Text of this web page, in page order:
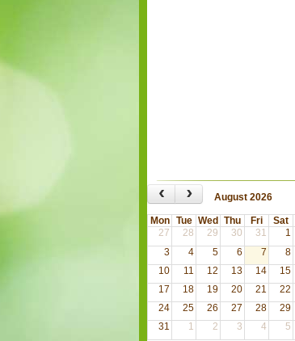
‹ › August 2026
Mon Tue Wed Thu Fri Sat
27
28 29 30 31 1
3
4 5 6 7 8
10
11 12 13 14 15
17
18 19 20 21 22
24
25 26 27 28 29
31
1 2 3 4 5